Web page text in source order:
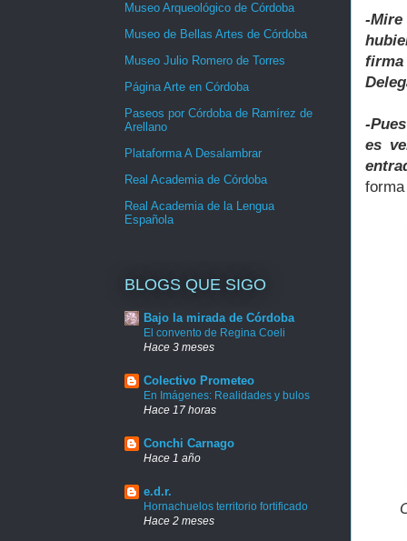
-
-
es
Museo Arqueológico de Córdoba
Museo de Bellas Artes de Córdoba
Museo Julio Romero de Torres
Página Arte en Córdoba
Paseos por Córdoba de Ramírez de
Arellano
Plataforma A Desalambrar
Real Academia de Córdoba
Real Academia de la Lengua
Española
BLOGS QUE SIGO
Bajo la mirada de Córdoba
El convento de Regina Coeli
Hace 3 meses
Colectivo Prometeo
En Imágenes: Realidades y bulos
Hace 17 horas
Conchi Carnago
Hace 1 año
e.d.r.
Hornachuelos territorio fortificado
Hace 2 meses